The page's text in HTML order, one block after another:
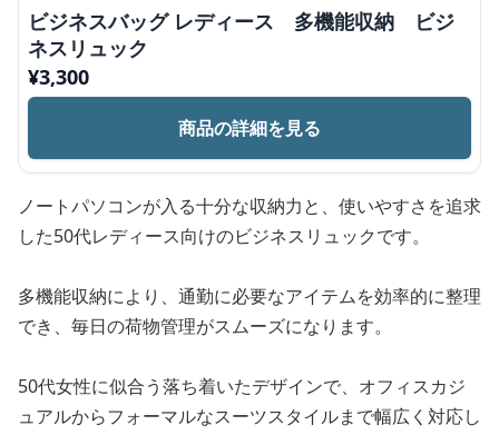
ビジネスバッグ レディース 多機能収納 ビジ
ネスリュック
¥3,300
商品の詳細を見る
ノートパソコンが入る十分な収納力と、使いやすさを追求
した50代レディース向けのビジネスリュックです。
多機能収納により、通勤に必要なアイテムを効率的に整理
でき、毎日の荷物管理がスムーズになります。
50代女性に似合う落ち着いたデザインで、オフィスカジ
ュアルからフォーマルなスーツスタイルまで幅広く対応し